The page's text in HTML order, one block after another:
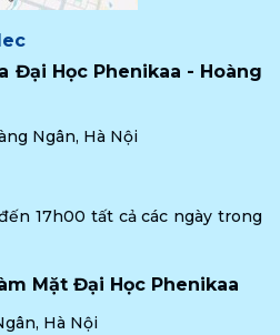
Đại Học Phenikaa - Hoàng
Ngân, Hà Nội
17h00 tất cả các ngày trong
Mặt Đại Học Phenikaa
Hà Nội